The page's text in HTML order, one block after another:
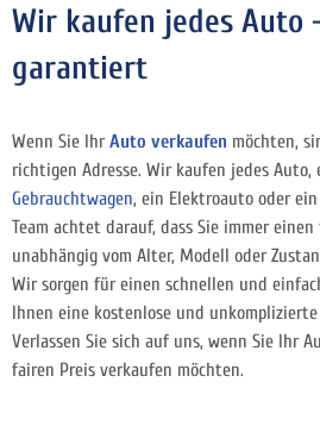
Wir kaufen jedes Auto
garantiert
Wenn Sie IhrAuto verkaufen möchten,
richtigen Adresse. Wir kaufen jedes Auto,
Gebrauchtwagen, ein Elektroauto oder
Team achtet darauf, dass Sie immer
unabhängig vom Alter, Modell oder
Wir sorgen für einen schnellen und
Ihnen eine kostenlose und
Verlassen Sie sich auf uns, wenn Sie Ihr
fairen Preis verkaufen möchten.